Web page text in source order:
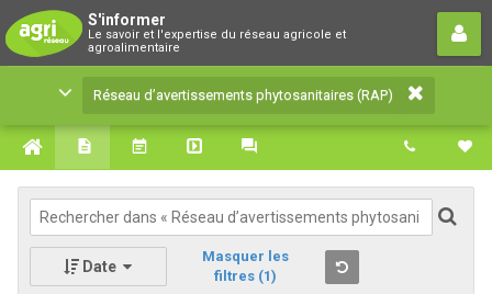
S'informer
Le savoir et l'expertise du réseau agricole et
agroalimentaire
Réseau d’avertissements
phytosanitaires (RAP)
Le savoir et l'expertise du réseau agricole et
agroalimentaire
Réseau d’avertissements phytosanitaires (RAP)
Date
Masquer les
filtres (1)